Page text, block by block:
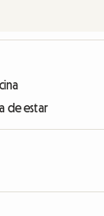
de estar